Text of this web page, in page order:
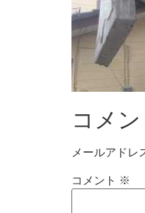
コメ
メールアドレ
コメント ※